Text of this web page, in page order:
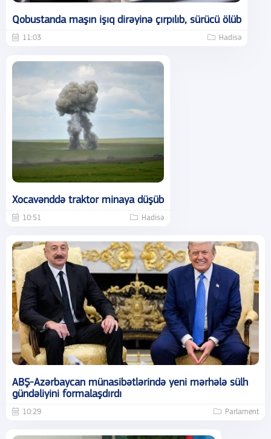
Qobustanda maşın işıq dirəyinə çırpılıb, sürücü ölüb
11:03 Hadisə
Xocavənddə traktor minaya düşüb
10:51 Hadisə
ABŞ-Azərbaycan münasibətlərində yeni mərhələ sülh
gündəliyini formalaşdırdı
10:29 Parlament